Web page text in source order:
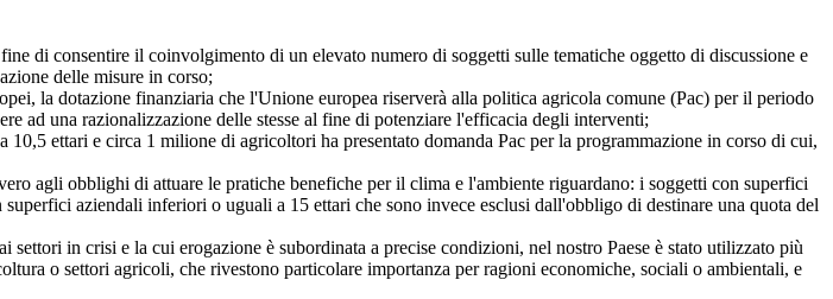
il coinvolgimento di un elevato numero di soggetti sulle tematiche oggetto di discussione e
delle misure in corso;
la dotazione finanziaria che l'Unione europea riserverà alla politica agricola comune (Pac) per il periodo
ad una razionalizzazione delle stesse al fine di potenziare l'efficacia degli interventi;
ettari e circa 1 milione di agricoltori ha presentato domanda Pac per la programmazione in corso di cui,
agli obblighi di attuare le pratiche benefiche per il clima e l'ambiente riguardano: i soggetti con superfici
aziendali inferiori o uguali a 15 ettari che sono invece esclusi dall'obbligo di destinare una quota del
in crisi e la cui erogazione è subordinata a precise condizioni, nel nostro Paese è stato utilizzato più
o settori agricoli, che rivestono particolare importanza per ragioni economiche, sociali o ambientali, e